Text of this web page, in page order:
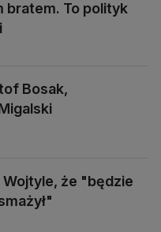
bratem. To polityk
Bosak,
Wojtyle, że "będzie